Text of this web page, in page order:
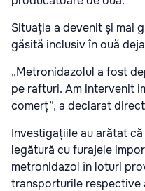
Situația a devenit și mai
găsită inclusiv în ouă
„Metronidazolul a fost
pe rafturi. Am intervenit
comerț”, a declarat
Investigațiile au arătat
legătură cu furajele
metronidazol în loturi
transporturile